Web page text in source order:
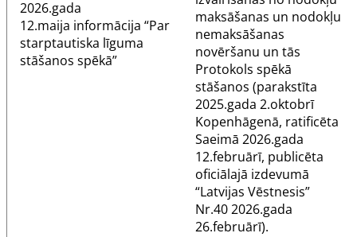
2026.gada
12.maija informācija “Par
starptautiska līguma
stāšanos spēkā”
maksāšanas un nodokļu
nemaksāšanas
novēršanu un tās
Protokols spēkā
stāšanos (parakstīta
2025.gada 2.oktobrī
Kopenhāgenā, ratificēta
Saeimā 2026.gada
12.februārī, publicēta
oficiālajā izdevumā
“Latvijas Vēstnesis”
Nr.40 2026.gada
26.februārī).